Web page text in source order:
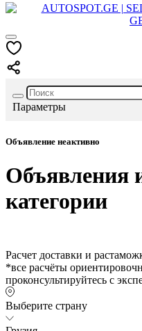
Параметры
Объявление неактивно
Объявления
категории
Расчет доставки и
*все расчёты
проконсультируйтесь с
Выберите страну